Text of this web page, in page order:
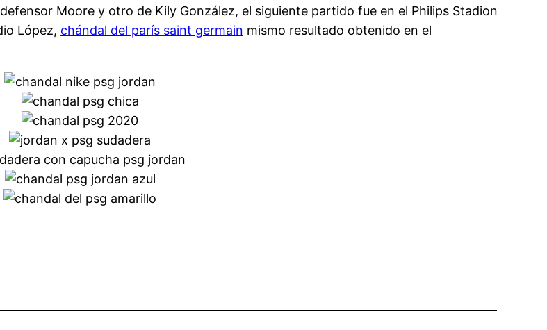
Moore y otro de Kily González, el siguiente partido fue en el Philips Stadion
López, chándal del parís saint germain mismo resultado obtenido en el